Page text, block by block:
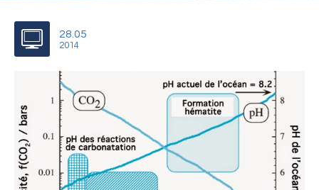
28.05
2014